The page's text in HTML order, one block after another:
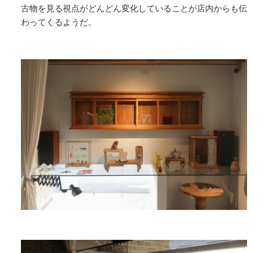
古物を見る視点がどんどん変化していることが店内からも伝
わってくるようだ。